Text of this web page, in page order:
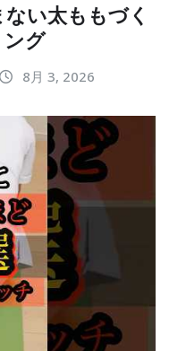
い太ももづく
ング
8月 3, 2026